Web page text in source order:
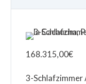
168.315,00€
3-Schlafzimmer